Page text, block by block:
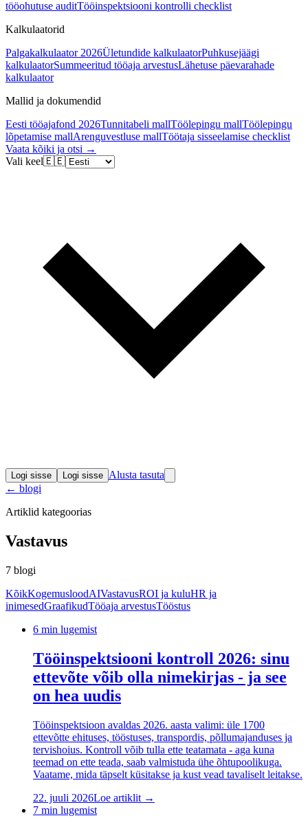
tööohutuse auditTööinspektsiooni kontrolli checklist
Kalkulaatorid
Palgakalkulaator 2026Ületundide kalkulaatorPuhkusejäägi
kalkulaatorSummeeritud tööaja arvestusLähetuse päevarahade
kalkulaator
Mallid ja dokumendid
Eesti tööajafond 2026Tunnitabeli mallTöölepingu mallTöölepingu
lõpetamise mallArenguvestluse mallTöötaja sisseelamise checklist
Vaata kõiki ja otsi →
Vali keel🇪🇪
Logi sisse Logi sisse Alusta tasuta
← blogi
Artiklid kategoorias
Vastavus
7 blogi
KõikKogemusloodAIVastavusROI ja kuluHR ja
inimesedGraafikudTööaja arvestusTööstus
6 min lugemist
Tööinspektsiooni kontroll 2026: sinu
ettevõte võib olla nimekirjas - ja see
on hea uudis
Tööinspektsioon avaldas 2026. aasta valimi: üle 1700
ettevõtte ehituses, tööstuses, transpordis, põllumajanduses ja
tervishoius. Kontroll võib tulla ette teatamata - aga kuna
teemad on ette teada, saab valmistuda ühe õhtupoolikuga.
Vaatame, mida täpselt küsitakse ja kust vead tavaliselt leitakse.
22. juuli 2026Loe artiklit →
7 min lugemist